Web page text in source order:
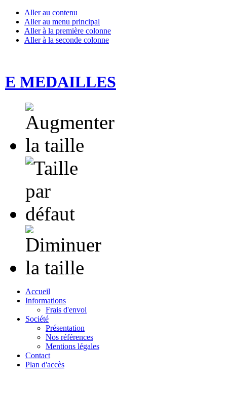
Aller au contenu
Aller au menu principal
Aller à la première colonne
Aller à la seconde colonne
E MEDAILLES
Accueil
Informations
Frais d'envoi
Société
Présentation
Nos références
Mentions légales
Contact
Plan d'accès